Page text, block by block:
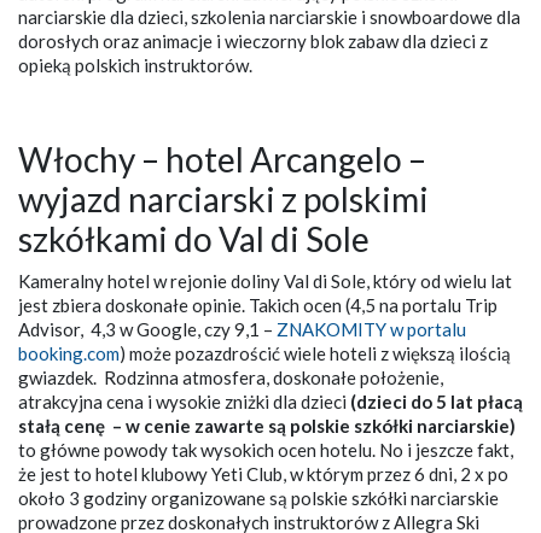
narciarskie dla dzieci, szkolenia narciarskie i snowboardowe dla
dorosłych oraz animacje i wieczorny blok zabaw dla dzieci z
opieką polskich instruktorów.
Włochy – hotel Arcangelo –
wyjazd narciarski z polskimi
szkółkami do Val di Sole
Kameralny hotel w rejonie doliny Val di Sole, który od wielu lat
jest zbiera doskonałe opinie. Takich ocen (4,5 na portalu Trip
Advisor, 4,3 w Google, czy 9,1 – ZNAKOMITY w portalu
booking.com) może pozazdrościć wiele hoteli z większą ilością
gwiazdek. Rodzinna atmosfera, doskonałe położenie,
atrakcyjna cena i wysokie zniżki dla dzieci (dzieci do 5 lat płacą
stałą cenę – w cenie zawarte są polskie szkółki narciarskie)
to główne powody tak wysokich ocen hotelu. No i jeszcze fakt,
że jest to hotel klubowy Yeti Club, w którym przez 6 dni, 2 x po
około 3 godziny organizowane są polskie szkółki narciarskie
prowadzone przez doskonałych instruktorów z Allegra Ski